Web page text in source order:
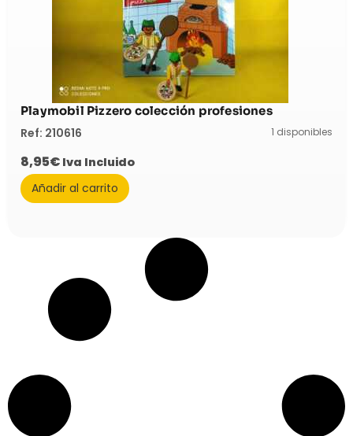
Playmobil Pizzero colección profesiones
Ref: 210616 1 disponibles
8,95€ Iva Incluido
Añadir al carrito